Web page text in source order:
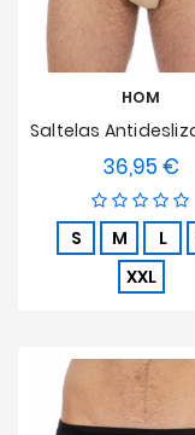
Ofertas
HOM
36,95 €
S M L
XXL